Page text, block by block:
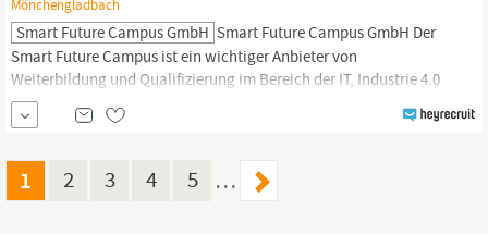
Mönchengladbach
Smart Future Campus GmbH Smart Future Campus GmbH Der
Smart Future Campus ist ein wichtiger Anbieter von
Weiterbildung und Qualifizierung im Bereich der IT, Industrie 4.0
und digitaler Transformation. Unser Fokus liegt vor allem auf
innovativen Technologien wie Automatisierungstechnik und
Anforderungen der modernen Arbeitswelt vorbereiten....
1 2 3 4 5 …